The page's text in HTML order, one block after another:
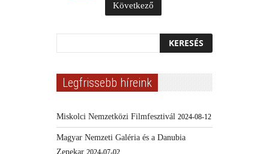
Következő
Legfrissebb híreink
Miskolci Nemzetközi Filmfesztivál 2024-08-12
Magyar Nemzeti Galéria és a Danubia
Zenekar